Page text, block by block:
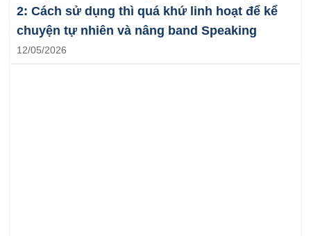
2: Cách sử dụng thì quá khứ linh hoạt để kể
chuyện tự nhiên và nâng band Speaking
12/05/2026